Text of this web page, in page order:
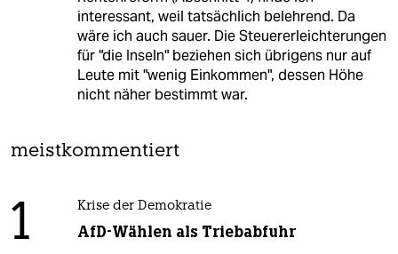
interessant, weil tatsächlich belehrend. Da
wäre ich auch sauer. Die Steuererleichterungen
für "die Inseln" beziehen sich übrigens nur auf
Leute mit "wenig Einkommen", dessen Höhe
nicht näher bestimmt war.
meistkommentiert
1 Krise der Demokratie
AfD-Wählen als Triebabfuhr